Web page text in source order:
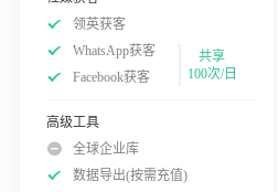
领英获客
WhatsApp获客
Facebook获客
共享
100次/日
高级工具
全球企业库
数据导出(按需充值)